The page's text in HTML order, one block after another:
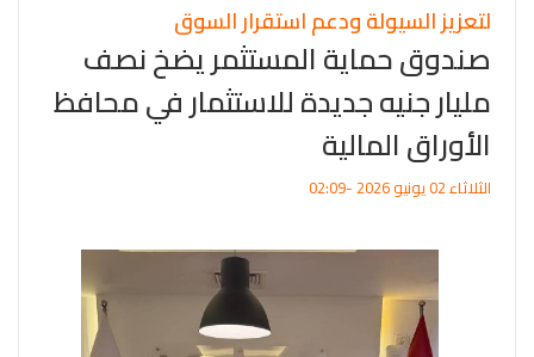
لتعزيز السيولة ودعم استقرار السوق
صندوق حماية المستثمر يضخ نصف
مليار جنيه جديدة للاستثمار في محافظ
الأوراق المالية
الثلاثاء 02 يونيو 2026 -02:09